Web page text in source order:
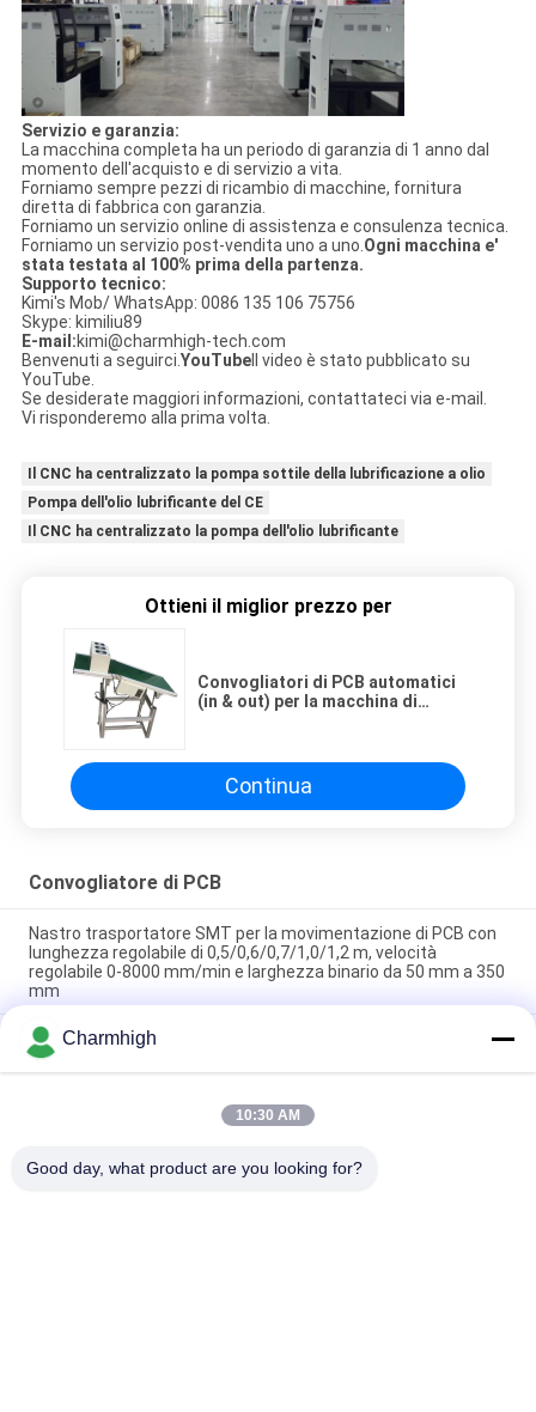
Servizio e garanzia:
La macchina completa ha un periodo di garanzia di 1 anno dal
momento dell'acquisto e di servizio a vita.
Forniamo sempre pezzi di ricambio di macchine, fornitura
diretta di fabbrica con garanzia.
Forniamo un servizio online di assistenza e consulenza tecnica.
Forniamo un servizio post-vendita uno a uno. Ogni macchina e'
stata testata al 100% prima della partenza.
Supporto tecnico:
Kimi's Mob/ WhatsApp: 0086 135 106 75756
Skype: kimiliu89
E-mail:kimi@charmhigh-tech.com
Benvenuti a seguirci. YouTubeIl video è stato pubblicato su
YouTube.
Se desiderate maggiori informazioni, contattateci via e-mail.
Vi risponderemo alla prima volta.
Il CNC ha centralizzato la pompa sottile della lubrificazione a olio
Pompa dell'olio lubrificante del CE
Il CNC ha centralizzato la pompa dell'olio lubrificante
Ottieni il miglior prezzo per
Convogliatori di PCB automatici
(in & out) per la macchina di
Continua
Convogliatore di PCB
Nastro trasportatore SMT per la movimentazione di PCB con
lunghezza regolabile di 0,5/0,6/0,7/1,0/1,2 m, velocità
regolabile 0-8000 mm/min e larghezza binario da 50 mm a 350
mm
Nastro trasportatore di ispezione SMT Nastro trasportatore
di buffer PCB Con funzione stop-and-go
Nastro di alimentazione e scarico per saldatura a onda per
macchine di saldatura a onda per linee di assemblaggio
Charmhigh
10:30 AM
Good day, what product are you looking for?